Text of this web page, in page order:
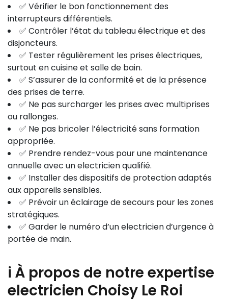
✅ Vérifier le bon fonctionnement des
interrupteurs différentiels.
✅ Contrôler l’état du tableau électrique et des
disjoncteurs.
✅ Tester régulièrement les prises électriques,
surtout en cuisine et salle de bain.
✅ S’assurer de la conformité et de la présence
des prises de terre.
✅ Ne pas surcharger les prises avec multiprises
ou rallonges.
✅ Ne pas bricoler l’électricité sans formation
appropriée.
✅ Prendre rendez-vous pour une maintenance
annuelle avec un electricien qualifié.
✅ Installer des dispositifs de protection adaptés
aux appareils sensibles.
✅ Prévoir un éclairage de secours pour les zones
stratégiques.
✅ Garder le numéro d’un electricien d’urgence à
portée de main.
ℹ️ À propos de notre expertise
electricien Choisy Le Roi